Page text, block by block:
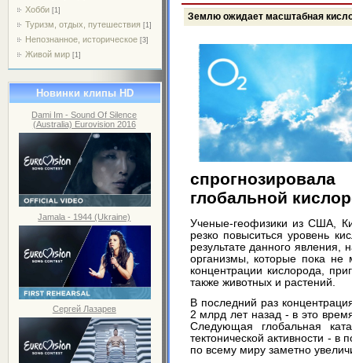
Хобби [1]
Туризм, отдых, путешествия [1]
Непознанное, историческое [3]
Живой мир [1]
Новинки клипы HD
Dami Im - Sound Of Silence
(Australia) Eurovision 2016
Jamala - 1944 (Ukraine)
Сергей Лазарев
Землю ожидает масштабная
глобальной
Ученые-геофизики из США,
резко повыситься уровень
результате данного явления,
организмы, которые пока не
концентрации кислорода,
также животных и растений.
В последний раз
2 млрд лет назад - в это
Следующая глобальная
тектонической активности - в
по всему миру заметно